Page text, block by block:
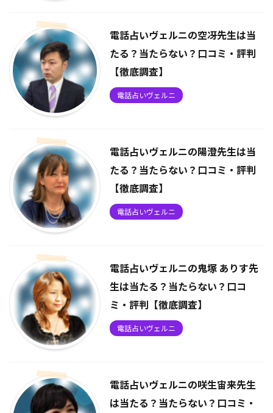
電話占いヴェルニの空冴先生は当
たる？当たらない？口コミ・評判
【徹底調査】
電話占いヴェルニ
電話占いヴェルニの陽澄先生は当
たる？当たらない？口コミ・評判
【徹底調査】
電話占いヴェルニ
電話占いヴェルニの鬼塚 ありす先
生は当たる？当たらない？口コ
ミ・評判【徹底調査】
電話占いヴェルニ
電話占いヴェルニの咲生宙来先生
は当たる？当たらない？口コミ・